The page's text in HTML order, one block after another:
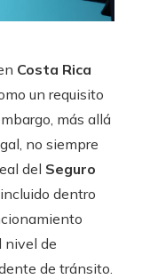
Costa Rica
un requisito
más allá
no siempre
del Seguro
dentro
nivel de
de tránsito.